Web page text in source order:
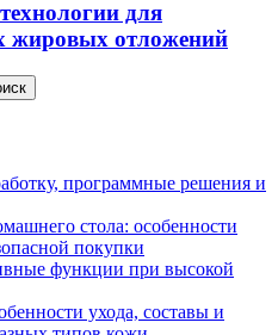
для
жировых отложений
программные решения и
стола: особенности
покупки
функции при высокой
ухода, составы и